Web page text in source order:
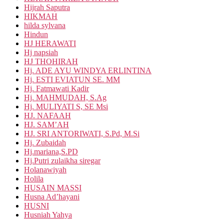
Hijrah Saputra
HIKMAH
hilda sylvana
Hindun
HJ HERAWATI
Hj napsiah
HJ THOHIRAH
Hj. ADE AYU WINDYA ERLINTINA
Hj. ESTI EVIATUN SE. MM
Hj. Fatmawati Kadir
Hj. MAHMUDAH, S.Ag
Hj. MULIYATI S, SE Msi
HJ. NAFAAH
HJ. SAM’AH
HJ. SRI ANTORIWATI, S.Pd, M.Si
Hj. Zubaidah
Hj.mariana,S.PD
Hj.Putri zulaikha siregar
Holanawiyah
Holila
HUSAIN MASSI
Husna Ad’hayani
HUSNI
Husniah Yahya